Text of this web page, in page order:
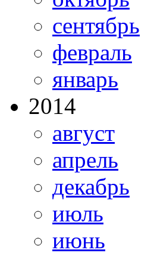
сентябрь
февраль
январь
2014
август
апрель
декабрь
июль
июнь